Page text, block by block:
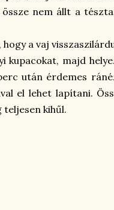
nem állt a
a vaj
kupacokat, majd
után érdemes
el lehet lapítani.
kihűl.